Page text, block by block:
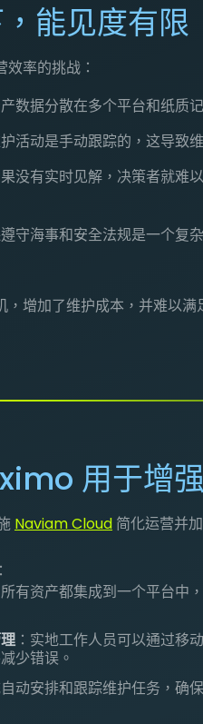
能见度有限
率的挑战：
产数据分散在多个平台和纸质
护活动是手动跟踪的，这导致
果没有实时见解，决策者就难
遵守海事和安全法规是一个复
增加了维护成本，并难以满
用于增
Naviam Cloud 简化运营并
所有资产都集成到一个平台中
：实地工作人员可以通过移
少错误。
自动安排和跟踪维护任务，确